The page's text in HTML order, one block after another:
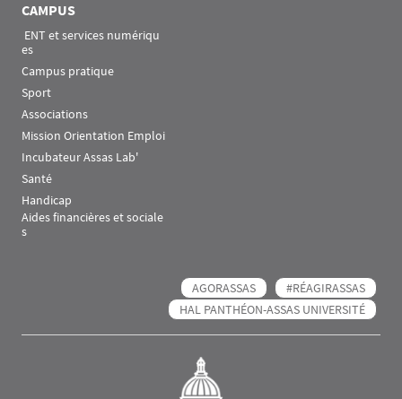
CAMPUS
es
Campus pratique
Sport
Associations
Mission Orientation Emploi
Incubateur Assas Lab'
Santé
Handicap
Aides financières et sociale
s
AGORASSAS
#RÉAGIRASSAS
HAL PANTHÉON-ASSAS UNIVERSITÉ